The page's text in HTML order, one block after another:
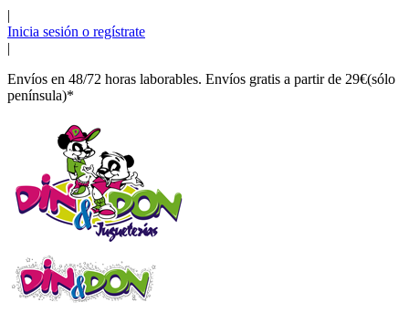
|
Inicia sesión o regístrate
|
Envíos en 48/72 horas laborables. Envíos gratis a partir de 29€(sólo
península)*